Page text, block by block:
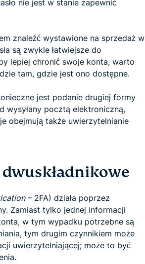
nie jest w stanie zapewnić
znaleźć wystawione na sprzedaż w
są zwykle łatwiejsze do
lepiej chronić swoje konta, warto
tam, gdzie jest ono dostępne.
jest podanie drugiej formy
wysyłany pocztą elektroniczną,
obejmują także uwierzytelnianie
– 2FA) działa poprzez
Zamiast tylko jednej informacji
w tym wypadku potrzebne są
tym drugim czynnikiem może
uwierzytelniającej; może to być